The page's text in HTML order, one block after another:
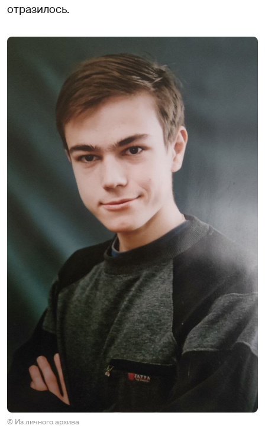
отразилось.
© Из личного архива